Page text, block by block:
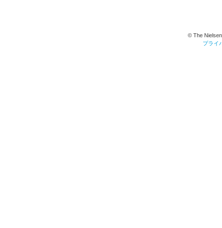
© The
プライ